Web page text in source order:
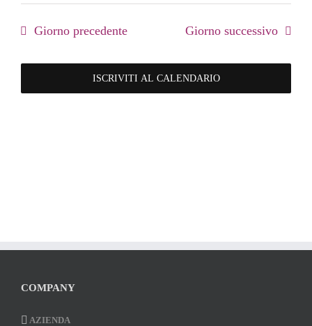
Giorno precedente Giorno successivo
ISCRIVITI AL CALENDARIO
COMPANY
AZIENDA